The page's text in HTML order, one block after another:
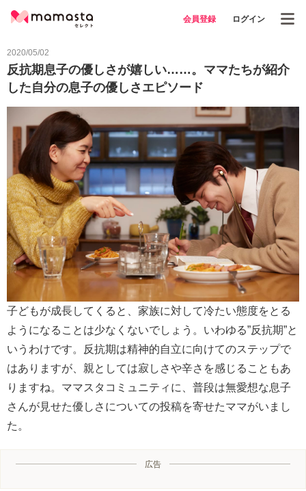
会員登録 ログイン
2020/05/02
反抗期息子の優しさが嬉しい……。ママたちが紹介
した自分の息子の優しさエピソード
子どもが成長してくると、家族に対して冷たい態度をとる
ようになることは少なくないでしょう。いわゆる”反抗期”と
いうわけです。反抗期は精神的自立に向けてのステップで
はありますが、親としては寂しさや辛さを感じることもあ
りますね。ママスタコミュニティに、普段は無愛想な息子
さんが見せた優しさについての投稿を寄せたママがいまし
た。
広告